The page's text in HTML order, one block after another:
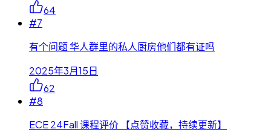
64
#7
有个问题 华人群里的私人厨房他们都有证吗
2025年3月15日
62
#8
ECE 24Fall 课程评价 【点赞收藏，持续更新】